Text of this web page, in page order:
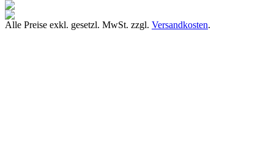
Alle Preise exkl. gesetzl. MwSt. zzgl. Versandkosten.